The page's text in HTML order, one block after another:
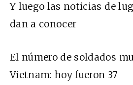
Y luego las noticias de
dan a conocer
El número de soldados
Vietnam: hoy fueron 37